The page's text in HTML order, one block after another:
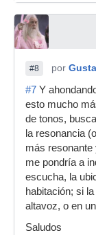
#8 por
#7 Y
esto mucho
de tonos,
la resonancia
más resonante
me pondría a
escucha, la
habitación; si
altavoz, o en
Saludos